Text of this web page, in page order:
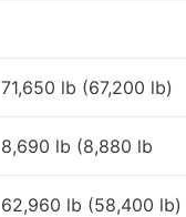
71,650 lb (67,200 lb)
8,690 lb (8,880 lb
62,960 lb (58,400 lb)